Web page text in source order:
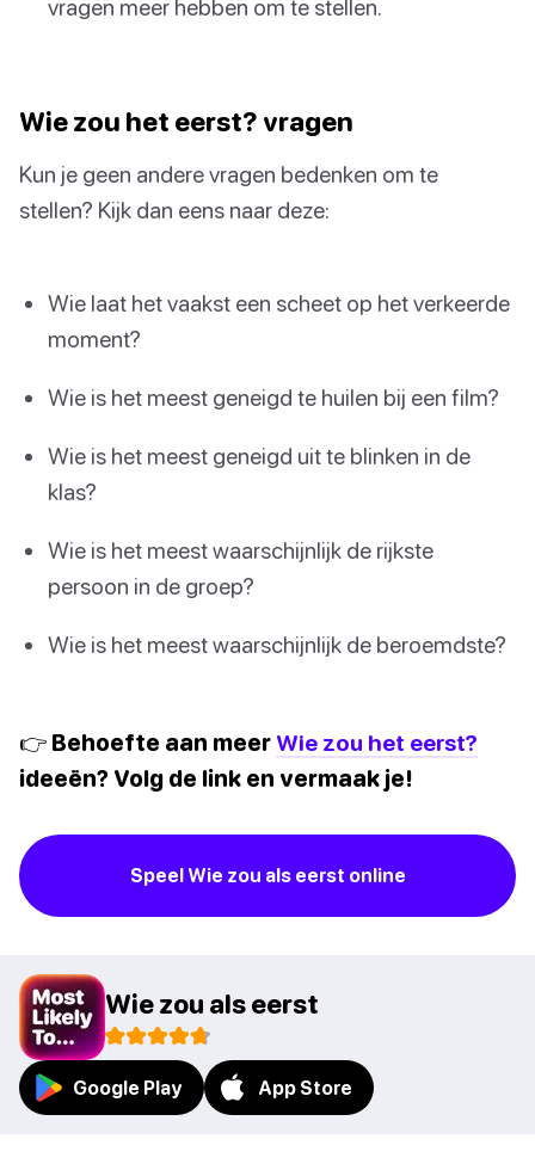
vragen meer hebben om te stellen.
Wie zou het eerst? vragen
Kun je geen andere vragen bedenken om te
stellen? Kijk dan eens naar deze:
Wie laat het vaakst een scheet op het verkeerde
moment?
Wie is het meest geneigd te huilen bij een film?
Wie is het meest geneigd uit te blinken in de
klas?
Wie is het meest waarschijnlijk de rijkste
persoon in de groep?
Wie is het meest waarschijnlijk de beroemdste?
👉 Behoefte aan meer Wie zou het eerst?
ideeën? Volg de link en vermaak je!
Speel Wie zou als eerst online
Wie zou als eerst
Google Play App Store